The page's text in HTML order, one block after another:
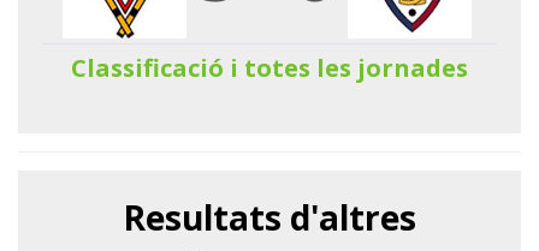
Classificació i totes les jornades
Resultats d'altres